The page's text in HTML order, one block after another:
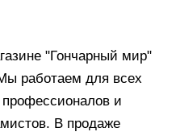
"Гончарный мир"
работаем для всех
и
В продаже